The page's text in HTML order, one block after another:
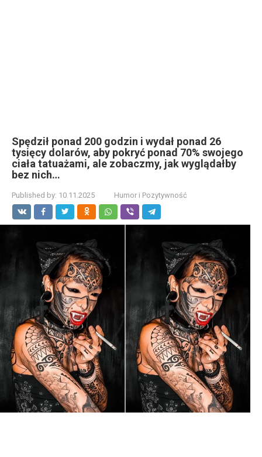
Spędził ponad 200 godzin i wydał ponad 26
tysięcy dolarów, aby pokryć ponad 70% swojego
ciała tatuażami, ale zobaczmy, jak wyglądałby
bez nich…
Published by: 10.11.2025 Humor i Pozytywność